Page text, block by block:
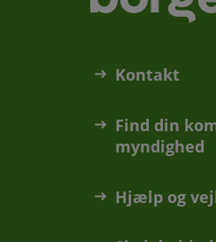
Kontakt
Find din
myndighed
Hjælp og